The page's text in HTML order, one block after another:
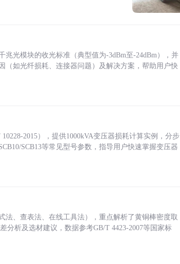
光模块的收光标准（典型值为-3dBm至-24dBm），并
（如光纤损耗、连接器问题）及解决方案，帮助用户快
2015），提供1000kVA变压器损耗计算实例，分步
SCB13等常见型号参数，指导用户快速掌握变压器
、查表法、在线工具法），重点解析了黄铜棒密度取
分析及选材建议，数据参考GB/T 4423-2007等国家标